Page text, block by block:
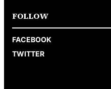
FOLLOW
FACEBOOK
TWITTER